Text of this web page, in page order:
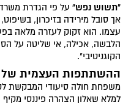
"תשוש נפש" על פי הגדרת
אך סובל מירידה בזיכרון,
עצמו. הוא זקוק לעזרה מלאה
הלבשה, אכילה, אי שליטה על
הקוגניטיבי".
ההשתתפות העצמית של
משפחת חולה סיעודי המבקשת
למלא שאלון הצהרה פיננסי מקיף